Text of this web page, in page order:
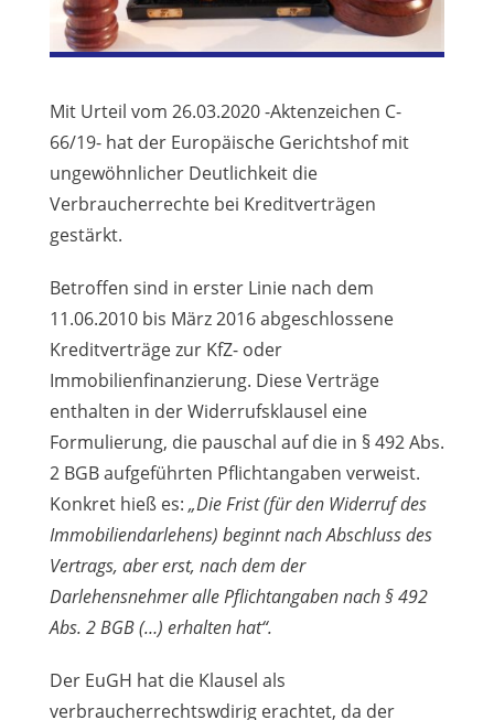
Mit Urteil vom 26.03.2020 -Aktenzeichen C-
66/19- hat der Europäische Gerichtshof mit
ungewöhnlicher Deutlichkeit die
Verbraucherrechte bei Kreditverträgen
gestärkt.
Betroffen sind in erster Linie nach dem
11.06.2010 bis März 2016 abgeschlossene
Kreditverträge zur KfZ- oder
Immobilienfinanzierung. Diese Verträge
enthalten in der Widerrufsklausel eine
Formulierung, die pauschal auf die in § 492 Abs.
2 BGB aufgeführten Pflichtangaben verweist.
Konkret hieß es: „Die Frist (für den Widerruf des
Immobiliendarlehens) beginnt nach Abschluss des
Vertrags, aber erst, nach dem der
Darlehensnehmer alle Pflichtangaben nach § 492
Abs. 2 BGB (…) erhalten hat“.
Der EuGH hat die Klausel als
verbraucherrechtswdirig erachtet, da der